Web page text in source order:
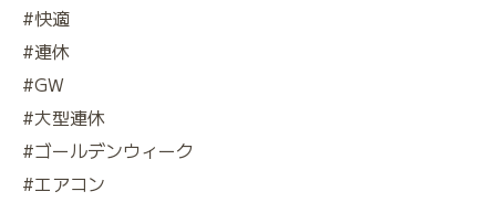
#快適
#連休
#GW
#大型連休
#ゴールデンウィーク
#エアコン